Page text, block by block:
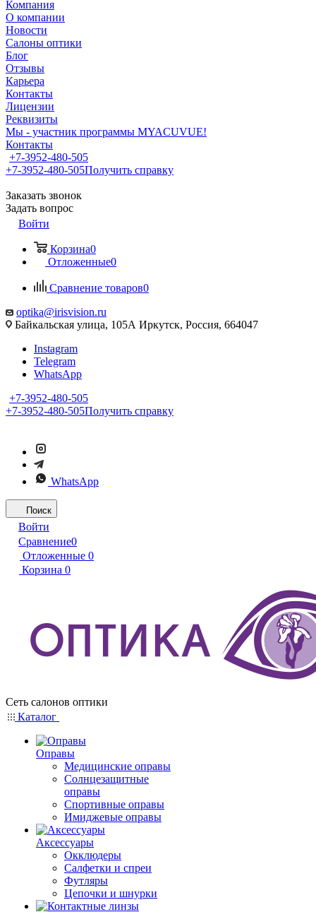
Компания
О компании
Новости
Салоны оптики
Блог
Отзывы
Карьера
Контакты
Лицензии
Реквизиты
Мы - участник программы MYACUVUE!
Контакты
+7-3952-480-505
+7-3952-480-505Получить справку
Заказать звонок
Задать вопрос
Войти
Корзина0
Отложенные0
Сравнение товаров0
optika@irisvision.ru
Байкальская улица, 105А Иркутск, Россия, 664047
Instagram
Telegram
WhatsApp
+7-3952-480-505
+7-3952-480-505Получить справку
WhatsApp
Поиск
Войти
Сравнение0
Отложенные 0
Корзина 0
Сеть салонов оптики
Каталог
Оправы
Медицинские оправы
Солнцезащитные
оправы
Спортивные оправы
Имиджевые оправы
Аксессуары
Окклюдеры
Салфетки и спреи
Футляры
Цепочки и шнурки